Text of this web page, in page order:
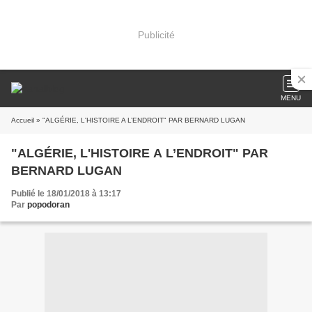
Publicité
MENU
Accueil » "ALGÉRIE, L'HISTOIRE A L’ENDROIT" PAR BERNARD LUGAN
"ALGÉRIE, L'HISTOIRE A L’ENDROIT" PAR
BERNARD LUGAN
Publié le 18/01/2018 à 13:17
Par popodoran